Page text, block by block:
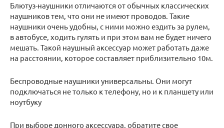
Блютуз-наушники отличаются от обычных классических
наушников тем, что они не имеют проводов. Такие
наушники очень удобны, с ними можно ездить за рулем,
в автобусе, ходить гулять и при этом вам не будет ничего
мешать. Такой наушный аксессуар может работать даже
на расстоянии, которое составляет приблизительно 10м.
Беспроводные наушники универсальны. Они могут
подключаться не только к телефону, но и к планшету или
ноутбуку
При выборе донного аксессуара, обратите свое